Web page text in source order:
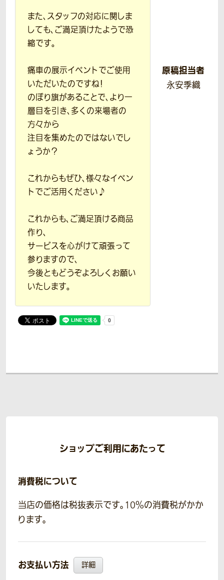
また、スタッフの対応に関しま
しても、ご満足頂けたようで恐
縮です。
痛車の展示イベントでご使用
いただいたのですね！
のぼり旗があることで、より一
層目を引き、多くの来場者の
方々から
注目を集めたのではないでし
ょうか？
これからもぜひ、様々なイベン
トでご活用ください♪
これからも、ご満足頂ける商品
作り、
サービスを心がけて頑張って
参りますので、
今後ともどうぞよろしくお願い
いたします。
原稿担当者
永安季織
ショップご利用にあたって
消費税について
当店の価格は税抜表示です。10％の消費税がかか
ります。
お支払い方法 詳細